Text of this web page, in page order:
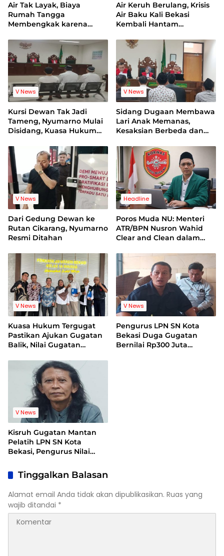
Air Tak Layak, Biaya
Rumah Tangga
Membengkak karena
Bersih
Air Keruh Berulang, Krisis
Air Baku Kali Bekasi
Kembali Hantam
V News
Kursi Dewan Tak Jadi
Tameng, Nyumarno Mulai
Disidang, Kuasa Hukum
Hukum Bebas Intervensi
V News
Sidang Dugaan Membawa
Lari Anak Memanas,
Kesaksian Berbeda dan
V News
Dari Gedung Dewan ke
Rutan Cikarang, Nyumarno
Resmi Ditahan
Headline
Poros Muda NU: Menteri
ATR/BPN Nusron Wahid
Clear and Clean dalam
Kuansing
V News
Kuasa Hukum Tergugat
Pastikan Ajukan Gugatan
Balik, Nilai Gugatan
Legal Standing
V News
Pengurus LPN SN Kota
Bekasi Duga Gugatan
Bernilai Rp300 Juta
V News
Kisruh Gugatan Mantan
Pelatih LPN SN Kota
Bekasi, Pengurus Nilai
Berdasar
Tinggalkan Balasan
Alamat email Anda tidak akan dipublikasikan. Ruas yang
wajib ditandai *